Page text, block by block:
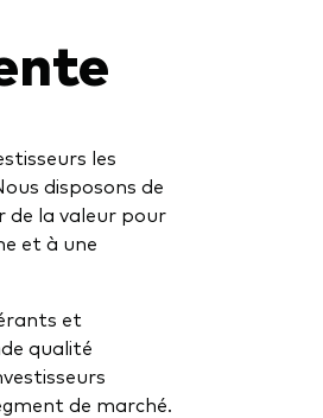
les
disposons de
de la valeur pour
et à une
et
qualité
de marché.